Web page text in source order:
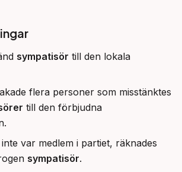
sympatisör till den lokala
flera personer som misstänktes
till den förbjudna
var medlem i partiet, räknades
sympatisör.